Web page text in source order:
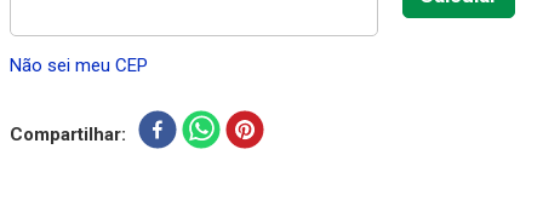
Não sei meu CEP
Compartilhar